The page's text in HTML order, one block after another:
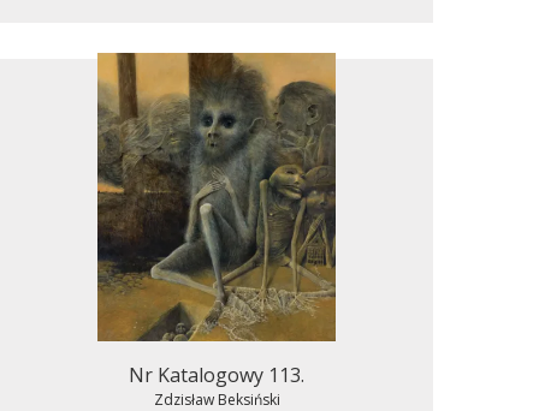
Nr Katalogowy 113.
Zdzisław Beksiński